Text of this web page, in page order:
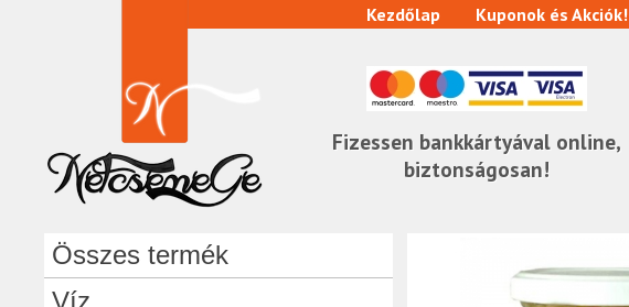
Fizessen bankkártyával online,
biztonságosan!
Kezdőlap Kuponok és Akciók!
Összes termék
Víz